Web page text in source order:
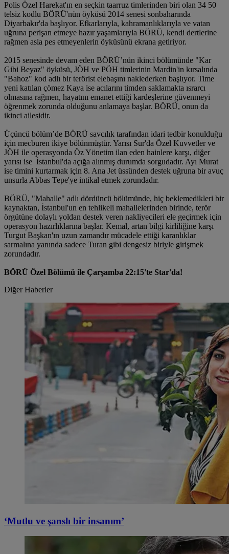
Polis Özel Harekat'ın en seçkin taarruz timlerinden biri olan 34 50
telsiz kodlu BÖRÜ'nün öyküsü 2014 senesi sonbaharında
Diyarbakır'da başlıyor. Efkarlarıyla, kahramanlıklarıyla ve vatan
uğruna perişan etmeye hazır yaşamlarıyla BÖRÜ, kendi dertlerine
rağmen asla pes etmeyenlerin öyküsünü ekrana getiriyor.
2015 senesinde devam eden BÖRÜ’nün ikinci bölümünde "Kar
Gibi Beyaz" öyküsü, JÖH ve PÖH timlerinin Mardin'in kırsalında
"Bahoz" kod adlı bir terörist elebaşını naklederken başlıyor. Time
yeni katılan çömez Kaya ise acılarını timden saklamakta ısrarcı
olmasına rağmen, hayatını emanet ettiği kardeşlerine güvenmeyi
öğrenmek zorunda olduğunu anlamaya başlar. BÖRÜ, onun da
ikinci ailesidir.
Üçüncü bölüm’de BÖRÜ savcılık tarafından idari tedbir konulduğu
için mecburen ikiye bölünmüştür. Yarısı Sur'da Özel Kuvvetler ve
JÖH ile operasyonda Öz Yönetim ilan eden hainlere karşı, diğer
yarısı ise İstanbul'da açığa alınmış durumda sorgudadır. Ayı Murat
ise timini kurtarmak için 8. Ana Jet üssünden destek uğruna bir avuç
unsurla Abbas Tepe'ye intikal etmek zorundadır.
BÖRÜ, "Mahalle" adlı dördüncü bölümünde, hiç beklemedikleri bir
kaynaktan, İstanbul'un en tehlikeli mahallelerinden birinde, terör
örgütüne dolaylı yoldan destek veren nakliyecileri ele geçirmek için
operasyon hazırlıklarına başlar. Kemal, artan bilgi kirliliğine karşı
Turgut Başkan'ın uzun zamandır mücadele ettiği karanlıklar
sarmalına yanında sadece Turan gibi dengesiz biriyle girişmek
zorundadır.
BÖRÜ Özel Bölümü ile Çarşamba 22:15'te Star'da!
Diğer Haberler
‘Mutlu ve şanslı bir insanım’